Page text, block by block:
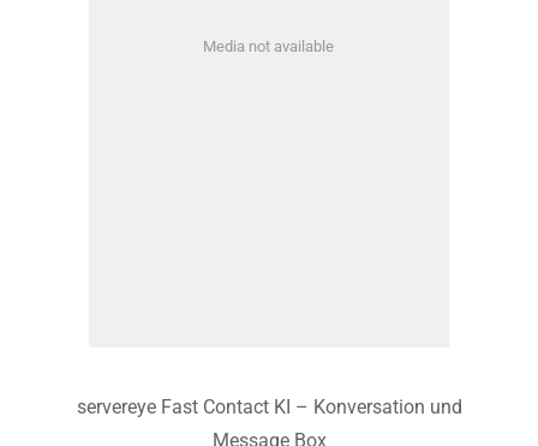
Media not available
servereye Fast Contact KI – Konversation und
Message Box